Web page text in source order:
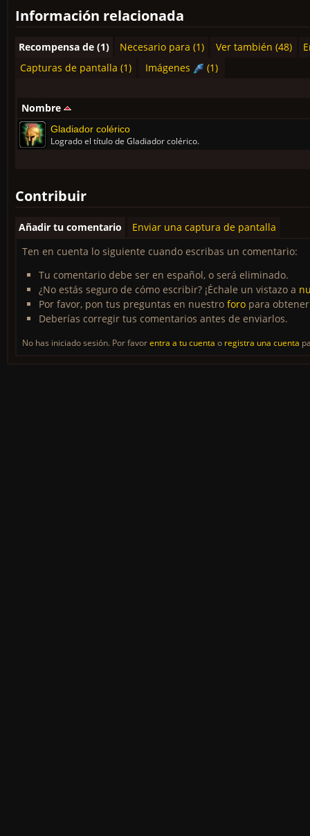
Información relacionada
Recompensa de (1) Necesario para (1) Ver también (48)
Capturas de pantalla (1)
Imágenes (1)
Nombre
Gladiador colérico
Logrado el título de Gladiador colérico.
Contribuir
Añadir tu comentario
Enviar una captura de pantalla
Ten en cuenta lo siguiente cuando escribas un comentario:
Tu comentario debe ser en español, o será eliminado.
¿No estás seguro de cómo escribir? ¡Échale un vistazo a
Por favor, pon tus preguntas en nuestro foro para
Deberías corregir tus comentarios antes de enviarlos.
No has iniciado sesión. Por favorentra a tu cuenta o registra una cuenta